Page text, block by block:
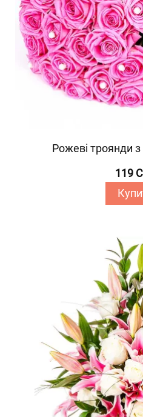
Рожеві троянди
119